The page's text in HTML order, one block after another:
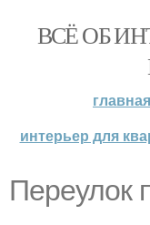
ВСЁ ОБ
главная
интерьер для
Переулок